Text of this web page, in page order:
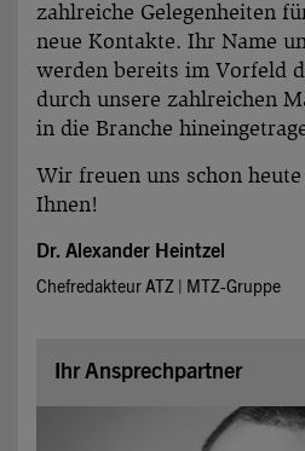
zahlreiche Gelegenheiten
neue Kontakte. Ihr Name
werden bereits im Vorfeld
durch unsere zahlreichen
in die Branche
Wir freuen uns schon
Ihnen!
Dr. Alexander Heintzel
Chefredakteur ATZ | MTZ-Gruppe
Ihr Ansprechpartner